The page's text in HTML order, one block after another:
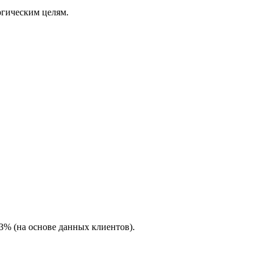
целям.
(на основе данных клиентов).